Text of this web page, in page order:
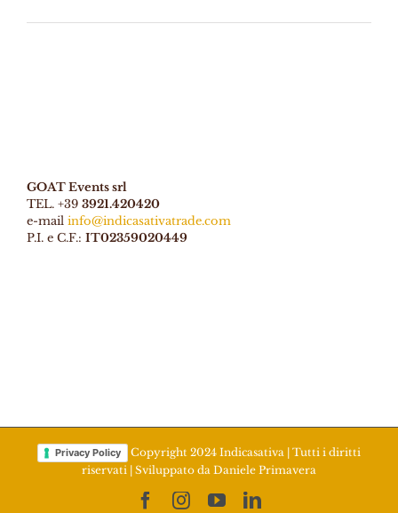
GOAT Events srl
TEL. +39 3921.420420
e-mail info@indicasativatrade.com
P.I. e C.F.: IT02359020449
Privacy Policy
Copyright 2024 Indicasativa | Tutti i diritti
riservati | Sviluppato da Daniele Primavera
Facebook
Instagram
YouTubeLinkedIn